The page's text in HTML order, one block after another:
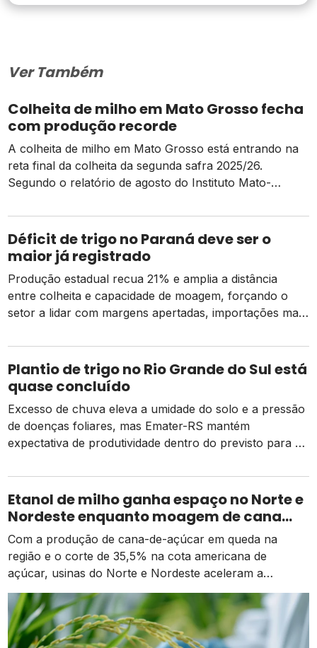
Ver Também
Colheita de milho em Mato Grosso fecha
com produção recorde
A colheita de milho em Mato Grosso está entrando na
reta final da colheita da segunda safra 2025/26.
Segundo o relatório de agosto do Instituto Mato-
agosto já haviam sido colhidos 99,10% da área do
estado, maior produtor de soja e milho do país. A
produção deve fechar […]
Déficit de trigo no Paraná deve ser o
maior já registrado
Produção estadual recua 21% e amplia a distância
entre colheita e capacidade de moagem, forçando o
setor a lidar com margens apertadas, importações mais
Plantio de trigo no Rio Grande do Sul está
quase concluído
Excesso de chuva eleva a umidade do solo e a pressão
de doenças foliares, mas Emater-RS mantém
expectativa de produtividade dentro do previsto para a
Etanol de milho ganha espaço no Norte e
Nordeste enquanto moagem de cana
recua e tarifa dos EUA pressiona usinas
Com a produção de cana-de-açúcar em queda na
região e o corte de 35,5% na cota americana de
açúcar, usinas do Norte e Nordeste aceleram a
diversificação para o etanol de milho como alternativa
de receita e competitividade.